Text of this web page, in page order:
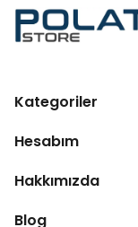
Kategoriler
Hesabım
Hakkımızda
Blog